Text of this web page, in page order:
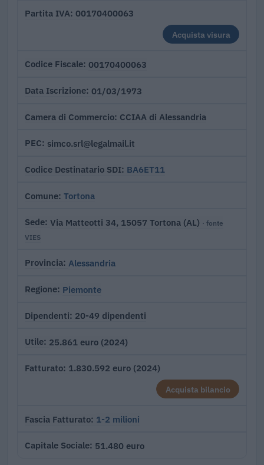
Partita IVA 00170400063
Acquista visura
Codice Fiscale 00170400063
Data Iscrizione 01/03/1973
Camera di Commercio CCIAA di Alessandria
PEC simco.srl@legalmail.it
Codice Destinatario SDI BA6ET11
Comune Tortona
Sede Via Matteotti 34, 15057 Tortona (AL) · fonte
VIES
Provincia Alessandria
Regione Piemonte
Dipendenti 20-49 dipendenti
Utile 25.861 euro (2024)
Fatturato 1.830.592 euro (2024)
Acquista bilancio
Fascia Fatturato 1-2 milioni
Capitale Sociale 51.480 euro